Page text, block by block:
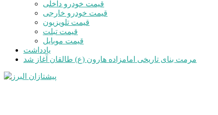
قیمت خودرو داخلی
قیمت خودرو خارجی
قیمت تلویزیون
قیمت تبلت
قیمت موبایل
یادداشت
مرمت بنای تاریخی امامزاده هارون (ع) طالقان آغاز شد